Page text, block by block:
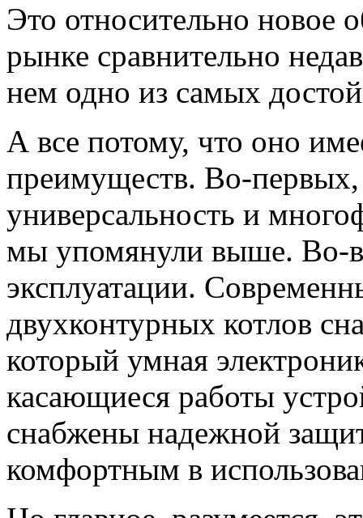
Это относительно новое
рынке сравнительно
нем одно из самых
А все потому, что оно
преимуществ. Во-первых,
универсальность и
мы упомянули выше. Во-
эксплуатации.
двухконтурных котлов
который умная
касающиеся работы
снабжены надежной
комфортным в